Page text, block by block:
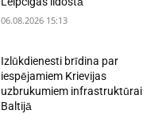
06.08.2026 15:13
Izlūkdienesti brīdina par
iespējamiem Krievijas
uzbrukumiem infrastruktūrai
Baltijā